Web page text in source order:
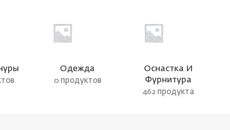
Одежда
0 продуктов
Оснастка И
Фурнитура
462 продукта